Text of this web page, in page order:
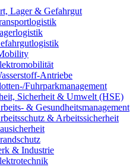
Lager & Gefahrgut
Antriebe
Fuhrparkmanagement
Sicherheit & Umwelt (HSE)
& Gesundheitsmanagement
& Arbeitssicherheit
& Industrie